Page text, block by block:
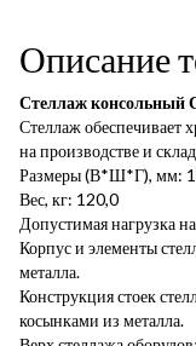
Описание
Стеллаж консольный
Стеллаж обеспечивает
на производстве и
Размеры (В*Ш*Г), мм:
Вес, кг: 120,0
Допустимая нагрузка
Корпус и элементы
металла.
Конструкция стоек
косынками из металла.